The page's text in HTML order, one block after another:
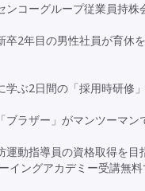
ンコーグループ従業員持
卒2年目の男性社員が育休
学ぶ2日間の「採用時研
ブラザー」がマンツーマ
運動指導員の資格取得を目
イングアカデミー受講無料